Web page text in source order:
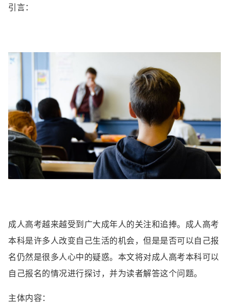
引言：
成人高考越来越受到广大成年人的关注和追捧。成人高考
本科是许多人改变自己生活的机会，但是是否可以自己报
名仍然是很多人心中的疑惑。本文将对成人高考本科可以
自己报名的情况进行探讨，并为读者解答这个问题。
主体内容：